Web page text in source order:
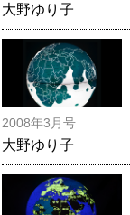
大野ゆり子
2008年3月号
大野ゆり子